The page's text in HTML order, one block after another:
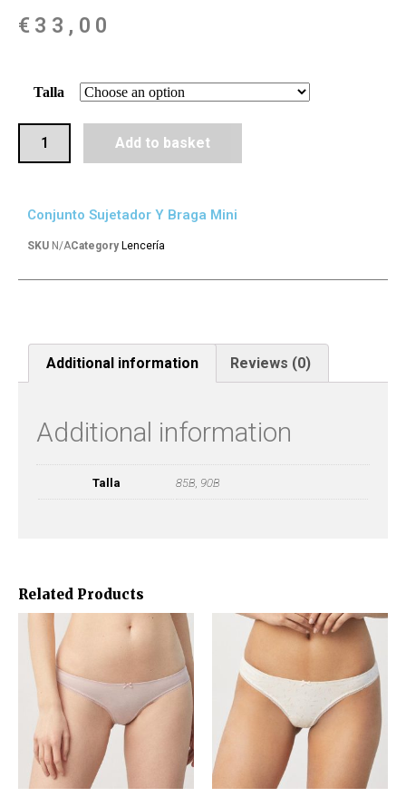
€ 33,00
Talla
Add to basket
Related Products
Conjunto Sujetador Y Braga Mini
SKU N/ACategory Lencería
Additional information Reviews (0)
Additional information
Talla 85B, 90B